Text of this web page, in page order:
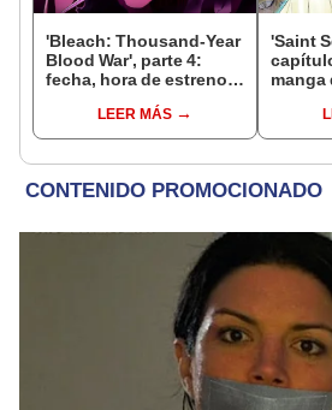
'Bleach: Thousand-Year
Blood War', parte 4:
fecha, hora de estreno,
final del anime
LEER MÁS
'Saint
manga